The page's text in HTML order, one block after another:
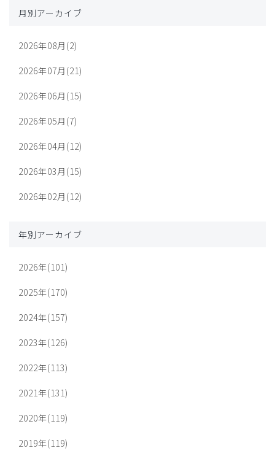
月別アーカイブ
2026年08月(2)
2026年07月(21)
2026年06月(15)
2026年05月(7)
2026年04月(12)
2026年03月(15)
2026年02月(12)
年別アーカイブ
2026年(101)
2025年(170)
2024年(157)
2023年(126)
2022年(113)
2021年(131)
2020年(119)
2019年(119)